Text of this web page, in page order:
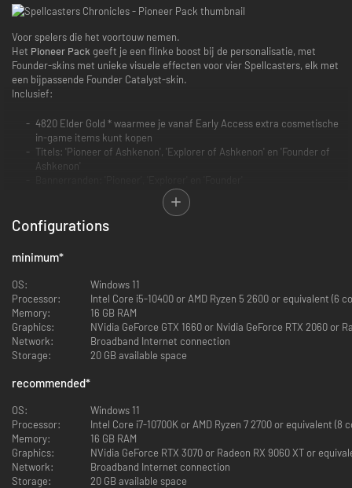
Voor spelers die het voortouw nemen.
Het Pioneer Pack geeft je een flinke boost bij de personalisatie, met
Founder-skins met unieke visuele effecten voor vier Spellcasters, elk met
een bijpassende Founder Catalyst-skin.
Inclusief:
4820 Elder Gold * waarmee je vanaf Early Access extra cosmetische
in-game items kunt kopen
Titels: 'Pioneer of Ashkenon', 'Explorer of Ashkenon' en 'Founder of
Ashkenon'
Personagevaandels: Witch, Sorcerer, Scribe en Elementalist
Founder-personage en Catalyst-skins voor:
•Mystic Scribe
• Fire Elementalist
•Iron Sorcerer
•Swamp Witch
*Dit pakket bevat in totaal 4820 Elder Gold. Je betaalt voor 4038 Elder
Gold en krijgt 782 Elder Gold als bonus.
Het bedrag in dit pakket is precies wat je ontvangt. Het wordt niet
opgeteld bij de in-game valuta die in andere pakketten is inbegrepen.
Alle items in dit pakket worden ontgrendeld bij de lancering van Early
Access. Lees meer over dit pakket op de Support-pagina van onze
website.
Configurations
minimum*
OS:
Windows 11
Processor:
Intel Core i5-10400 or AMD Ryzen 5 2600 or equivalent (6
Memory:
16 GB RAM
Graphics:
NVidia GeForce GTX 1660 or Nvidia GeForce RTX 2060 or
Network:
Broadband Internet connection
Storage:
20 GB available space
recommended*
OS:
Windows 11
Processor:
Intel Core i7-10700K or AMD Ryzen 7 2700 or equivalent (8
Memory:
16 GB RAM
Graphics:
NVidia GeForce RTX 3070 or Radeon RX 9060 XT or
Network:
Broadband Internet connection
Storage:
20 GB available space